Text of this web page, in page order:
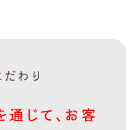
わり
じて、お客